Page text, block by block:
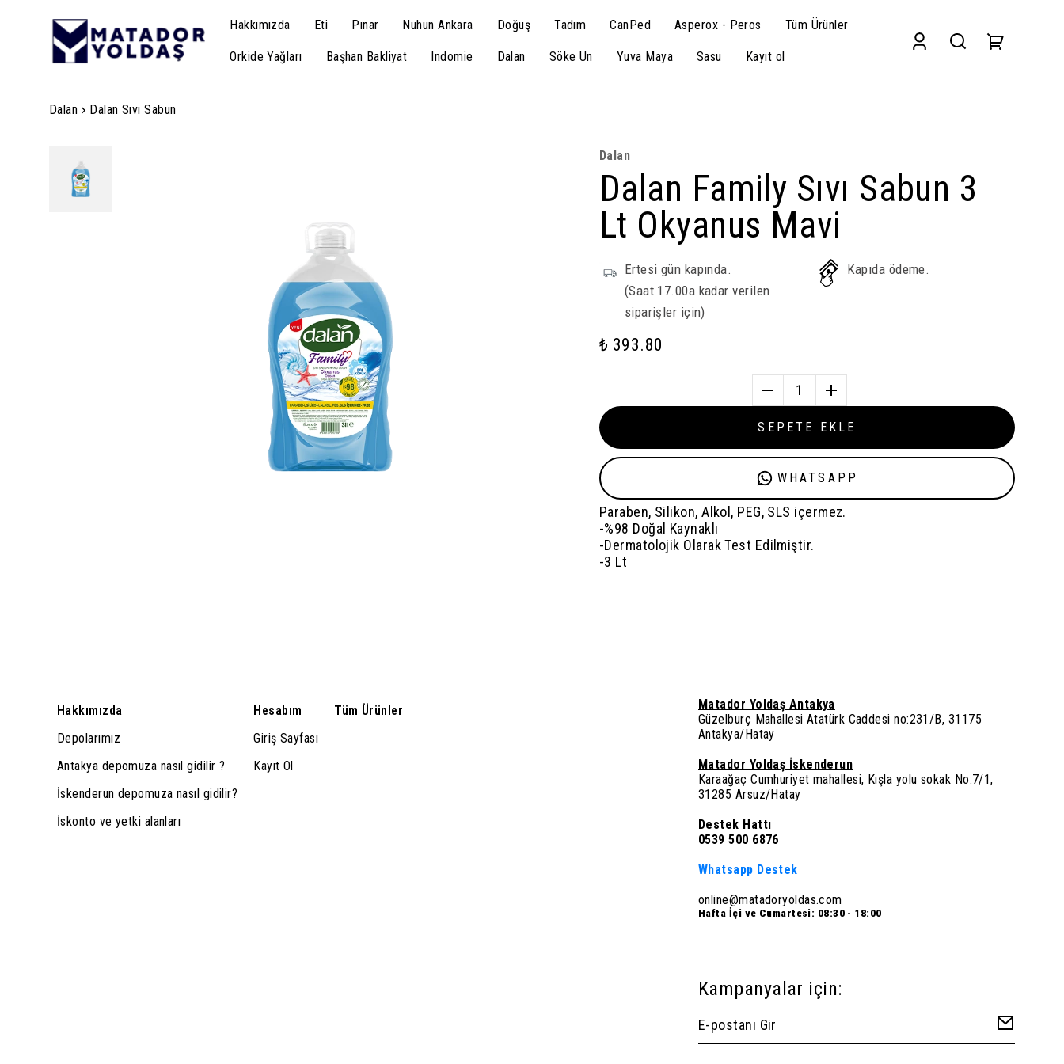
Hakkımızda Eti Pınar Nuhun Ankara Doğuş Tadım CanPed Asperox - Peros Tüm Ürünler
Orkide Yağları Başhan Bakliyat Indomie Dalan Söke Un Yuva Maya Sasu Kayıt ol
Dalan Dalan Sıvı Sabun
Dalan
Dalan Family Sıvı Sabun 3
Lt Okyanus Mavi
Ertesi gün kapında.
(Saat 17.00a kadar verilen
siparişler için)
Kapıda ödeme.
₺ 393.80
1
SEPETE EKLE
WHATSAPP
Paraben, Silikon, Alkol, PEG, SLS içermez.
-%98 Doğal Kaynaklı
-Dermatolojik Olarak Test Edilmiştir.
-3 Lt
Hakkımızda
Depolarımız
Antakya depomuza nasıl gidilir ?
İskenderun depomuza nasıl gidilir?
İskonto ve yetki alanları
Hesabım
Giriş Sayfası
Kayıt Ol
Tüm Ürünler
Matador Yoldaş Antakya
Güzelburç Mahallesi Atatürk Caddesi no:231/B, 31175
Antakya/Hatay
Matador Yoldaş İskenderun
Karaağaç Cumhuriyet mahallesi, Kışla yolu sokak No:7/1,
31285 Arsuz/Hatay
Destek Hattı
0539 500 6876
Whatsapp Destek
online@matadoryoldas.com
Hafta İçi ve Cumartesi: 08:30 - 18:00
Kampanyalar için: